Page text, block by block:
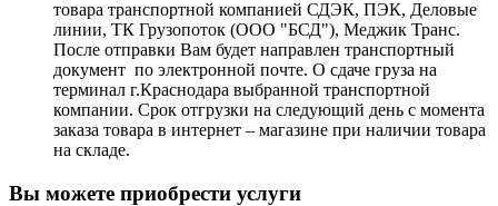
товара транспортной компанией СДЭК, ПЭК, Деловые
линии, ТК Грузопоток (ООО "БСД"), Меджик Транс.
После отправки Вам будет направлен транспортный
документ по электронной почте. О сдаче груза на
терминал г.Краснодара выбранной транспортной
компании. Срок отгрузки на следующий день с момента
заказа товара в интернет – магазине при наличии товара
на складе.
Вы можете приобрести услуги